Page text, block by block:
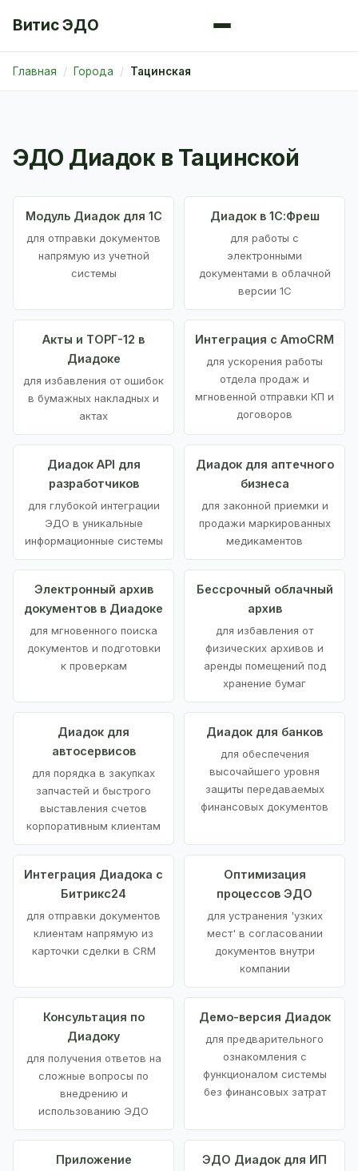
Витис ЭДО
Главная Города Тацинская
ЭДО Диадок в Тацинской
Модуль Диадок для 1С
для отправки документов
напрямую из учетной
системы
Диадок в 1С:Фреш
для работы с
электронными
документами в облачной
версии 1С
Акты и ТОРГ-12 в
Диадоке
для избавления от ошибок
в бумажных накладных и
актах
Интеграция с AmoCRM
для ускорения работы
отдела продаж и
мгновенной отправки КП и
договоров
Диадок API для
разработчиков
для глубокой интеграции
ЭДО в уникальные
информационные системы
Диадок для аптечного
бизнеса
для законной приемки и
продажи маркированных
медикаментов
Электронный архив
документов в Диадоке
для мгновенного поиска
документов и подготовки
к проверкам
Бессрочный облачный
архив
для избавления от
физических архивов и
аренды помещений под
хранение бумаг
Диадок для
автосервисов
для порядка в закупках
запчастей и быстрого
выставления счетов
корпоративным клиентам
Диадок для банков
для обеспечения
высочайшего уровня
защиты передаваемых
финансовых документов
Интеграция Диадока с
Битрикс24
для отправки документов
клиентам напрямую из
карточки сделки в CRM
Оптимизация
процессов ЭДО
для устранения 'узких
мест' в согласовании
документов внутри
компании
Консультация по
Диадоку
для получения ответов на
сложные вопросы по
внедрению и
использованию ЭДО
Демо-версия Диадок
для предварительного
ознакомления с
функционалом системы
без финансовых затрат
Приложение
ЭДО Диадок для ИП